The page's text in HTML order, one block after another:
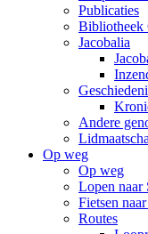
Publicaties
Bibliotheek
Jacobalia
Andere
Op weg
Op weg
Lopen naar
Fietsen
Routes